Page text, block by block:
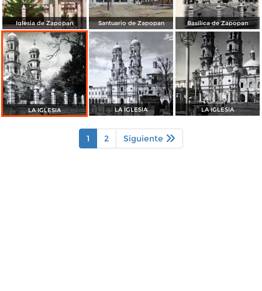
Iglesia de Zapopan Santuario de Zapopan Basílica de Zapopan
LA IGLESIA LA IGLESIA LA IGLESIA
1 2 Siguiente